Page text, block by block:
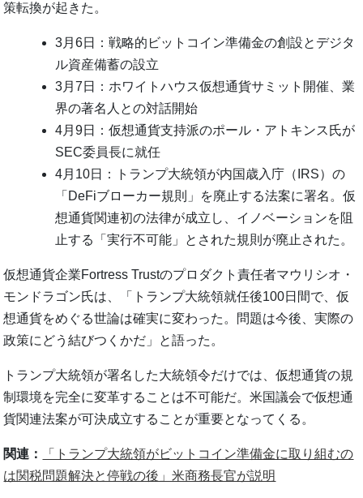
策転換が起きた。
3月6日：戦略的ビットコイン準備金の創設とデジタ
ル資産備蓄の設立
3月7日：ホワイトハウス仮想通貨サミット開催、業
界の著名人との対話開始
4月9日：仮想通貨支持派のポール・アトキンス氏が
SEC委員長に就任
4月10日：トランプ大統領が内国歳入庁（IRS）の
「DeFiブローカー規則」を廃止する法案に署名。仮
想通貨関連初の法律が成立し、イノベーションを阻
止する「実行不可能」とされた規則が廃止された。
仮想通貨企業Fortress Trustのプロダクト責任者マウリシオ・
モンドラゴン氏は、「トランプ大統領就任後100日間で、仮
想通貨をめぐる世論は確実に変わった。問題は今後、実際の
政策にどう結びつくかだ」と語った。
トランプ大統領が署名した大統領令だけでは、仮想通貨の規
制環境を完全に変革することは不可能だ。米国議会で仮想通
貨関連法案が可決成立することが重要となってくる。
関連：
「トランプ大統領がビットコイン準備金に取り組むの
は関税問題解決と停戦の後」米商務長官が説明